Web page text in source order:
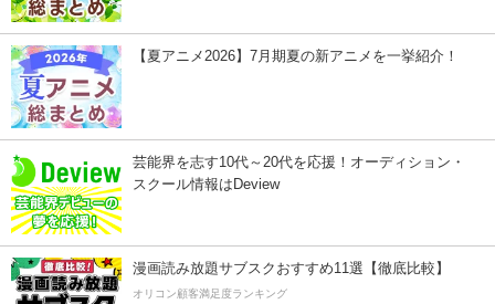
【夏アニメ2026】7月期夏の新アニメを一挙紹介！
芸能界を志す10代～20代を応援！オーディション・
スクール情報はDeview
漫画読み放題サブスクおすすめ11選【徹底比較】
オリコン顧客満足度ランキング